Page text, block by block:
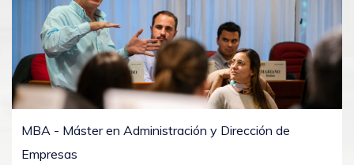
MBA - Máster en Administración y Dirección de
Empresas